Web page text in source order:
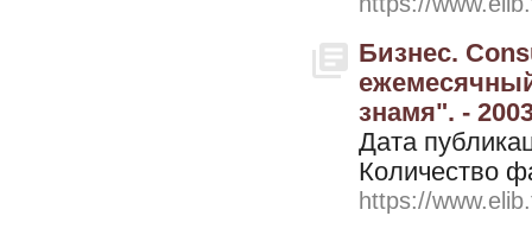
Бизнес.
знамя". -
Дата
Количество
https://